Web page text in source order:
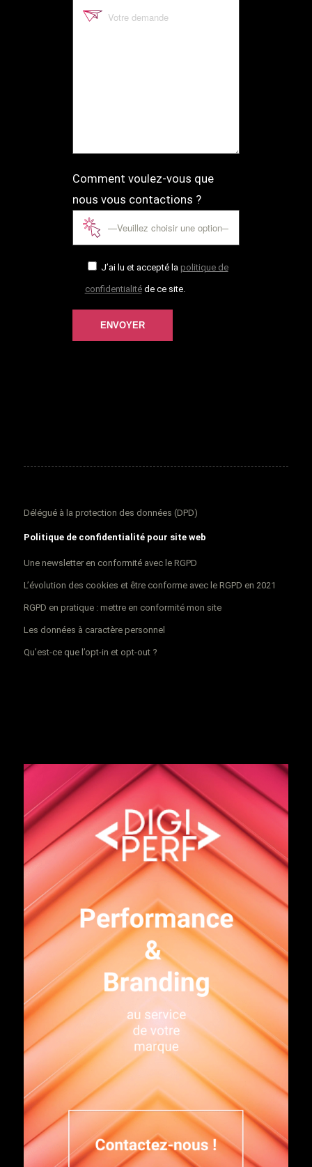
Comment voulez-vous que
nous vous contactions ?
J’ai lu et accepté la politique de
confidentialitéde ce site.
Délégué à la protection des données (DPD)
Politique de confidentialité pour site web
Une newsletter en conformité avec le RGPD
L’évolution des cookies et être conforme avec le RGPD en 2021
RGPD en pratique : mettre en conformité mon site
Les données à caractère personnel
Qu’est-ce que l’opt-in et opt-out ?